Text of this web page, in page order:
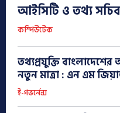
আইসিটি ও তথ্য
কম্পিউটেক
তথ্যপ্রযুক্তি বাংলাদেশের
নতুন মাত্রা : এন এম
ই-গভর্নেন্স